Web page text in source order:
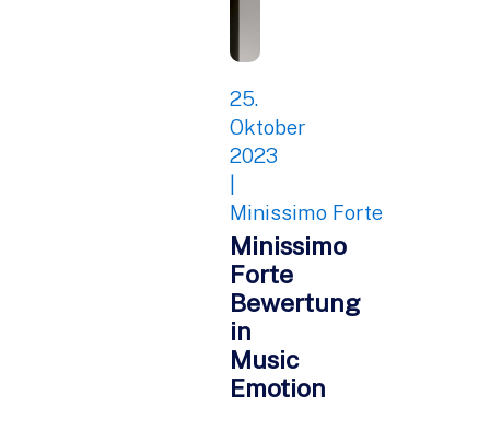
25.
Oktober
2023
Minissimo Forte
Minissimo
Forte
Bewertung
in
Music
Emotion